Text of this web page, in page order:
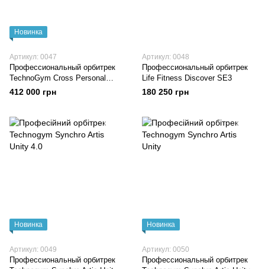
Новинка
Артикул: 0047
Профессиональный орбитрек
TechnoGym Cross Personal
Unity
412 000 грн
Артикул: 0048
Профессиональный орбитрек
Life Fitness Discover SE3
180 250 грн
Новинка
Артикул: 0049
Профессиональный орбитрек
Новинка
Артикул: 0050
Профессиональный орбитрек